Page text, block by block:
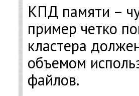
КПД памяти –
пример четко
кластера
объемом
файлов.